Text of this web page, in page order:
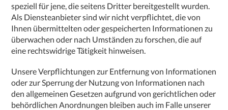
speziell für jene, die seitens Dritter bereitgestellt wurden.
Als Diensteanbieter sind wir nicht verpflichtet, die von
Ihnen übermittelten oder gespeicherten Informationen zu
überwachen oder nach Umständen zu forschen, die auf
eine rechtswidrige Tätigkeit hinweisen.
Unsere Verpflichtungen zur Entfernung von Informationen
oder zur Sperrung der Nutzung von Informationen nach
den allgemeinen Gesetzen aufgrund von gerichtlichen oder
behördlichen Anordnungen bleiben auch im Falle unserer